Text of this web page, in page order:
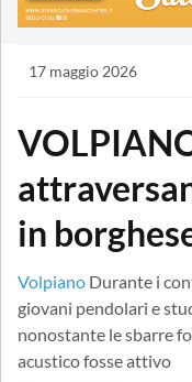
17 maggio 2026
in
Volpiano Durante i
giovani pendolari e
nonostante le sbarre
acustico fosse attivo